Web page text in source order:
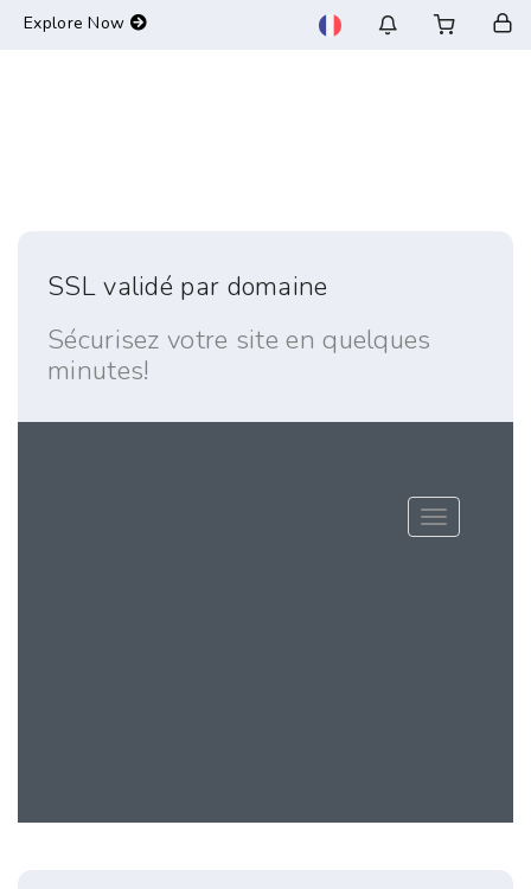
Explore Now
SSL validé par domaine
Sécurisez votre site en quelques
minutes!
Basculer la